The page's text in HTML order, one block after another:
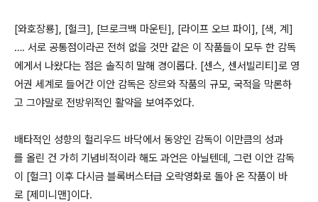
[와호장룡], [헐크], [브로크백 마운틴], [라이프 오브 파이], [색, 계]
…. 서로 공통점이라곤 전혀 없을 것만 같은 이 작품들이 모두 한 감독
에게서 나왔다는 점은 솔직히 말해 경이롭다. [센스, 센서빌리티]로 영
어권 세계로 들어간 이안 감독은 장르와 작품의 규모, 국적을 막론하
고 그야말로 전방위적인 활약을 보여주었다.
배타적인 성향의 헐리우드 바닥에서 동양인 감독이 이만큼의 성과
를 올린 건 가히 기념비적이라 해도 과언은 아닐텐데, 그런 이안 감독
이 [헐크] 이후 다시금 블록버스터급 오락영화로 돌아 온 작품이 바
로 [제미니맨]이다.